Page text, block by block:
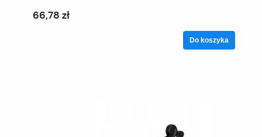
66,78 zł
Do koszyka